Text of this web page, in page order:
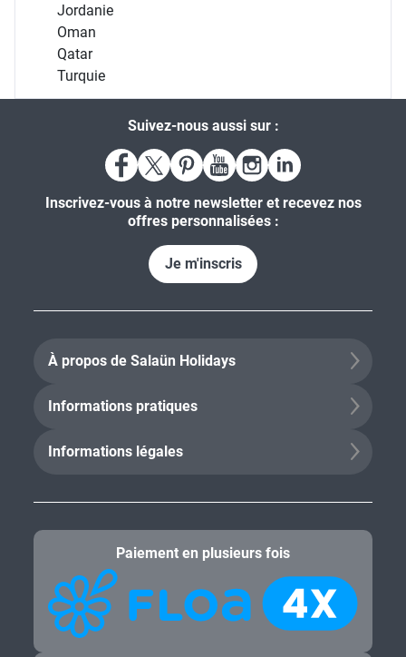
Jordanie
Oman
Qatar
Turquie
Suivez-nous aussi sur :
Inscrivez-vous à notre newsletter et recevez nos
offres personnalisées :
Je m'inscris
À propos de Salaün Holidays
Informations pratiques
Informations légales
Paiement en plusieurs fois